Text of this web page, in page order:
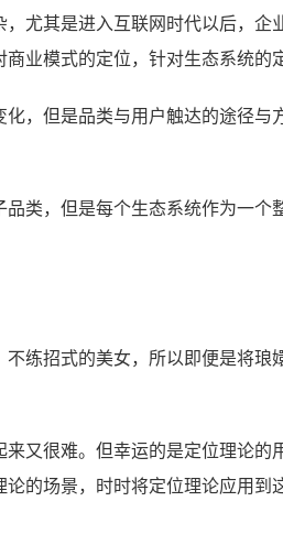
尤其是进入互联网时代以后，企
业模式的定位，针对生态系统的
，但是品类与用户触达的途径与
类，但是每个生态系统作为一个
练招式的美女，所以即便是将琅
又很难。但幸运的是定位理论的
的场景，时时将定位理论应用到